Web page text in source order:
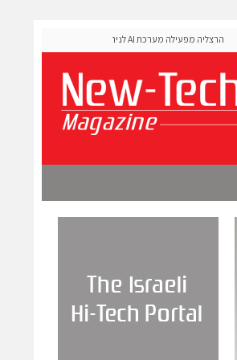
הרצליה מפעילה מערכת AI לניהול אדפטיבי של רמזורים